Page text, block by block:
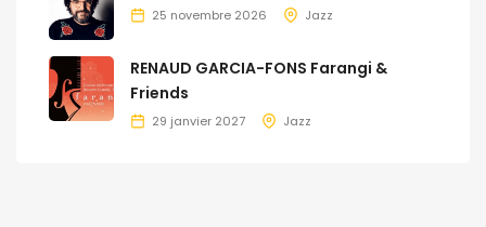
25 novembre 2026 Jazz
RENAUD GARCIA-FONS Farangi &
Friends
29 janvier 2027 Jazz